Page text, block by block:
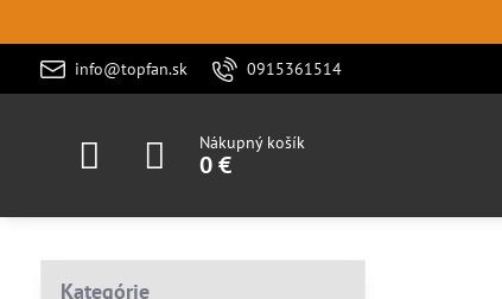
info@topfan.sk 0915361514
Nákupný košík
0 €
Kategórie